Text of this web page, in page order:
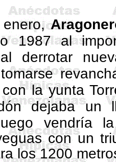
enero,
1987 al
derrotar
la yunta
dejaba un
vendría
con un
los 1200